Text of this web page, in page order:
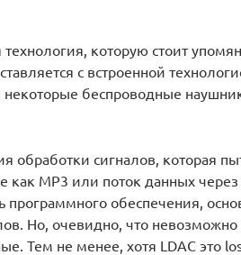
которую стоит
с встроенной
некоторые беспроводные
обработки сигналов, которая
как MP3 или поток данных
программного обеспечения,
Но, очевидно, что невозможно
Тем не менее, хотя LDAC это